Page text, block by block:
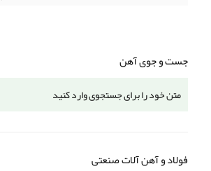
جست و جوی آهن
فولاد و آهن آلات صنعتی